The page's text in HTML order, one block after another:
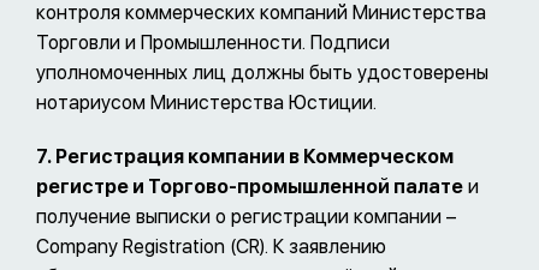
контроля коммерческих компаний Министерства
Торговли и Промышленности. Подписи
уполномоченных лиц должны быть удостоверены
нотариусом Министерства Юстиции.
7. Регистрация компании в Коммерческом
регистре и Торгово-промышленной палате и
получение выписки о регистрации компании –
Company Registration (CR). К заявлению